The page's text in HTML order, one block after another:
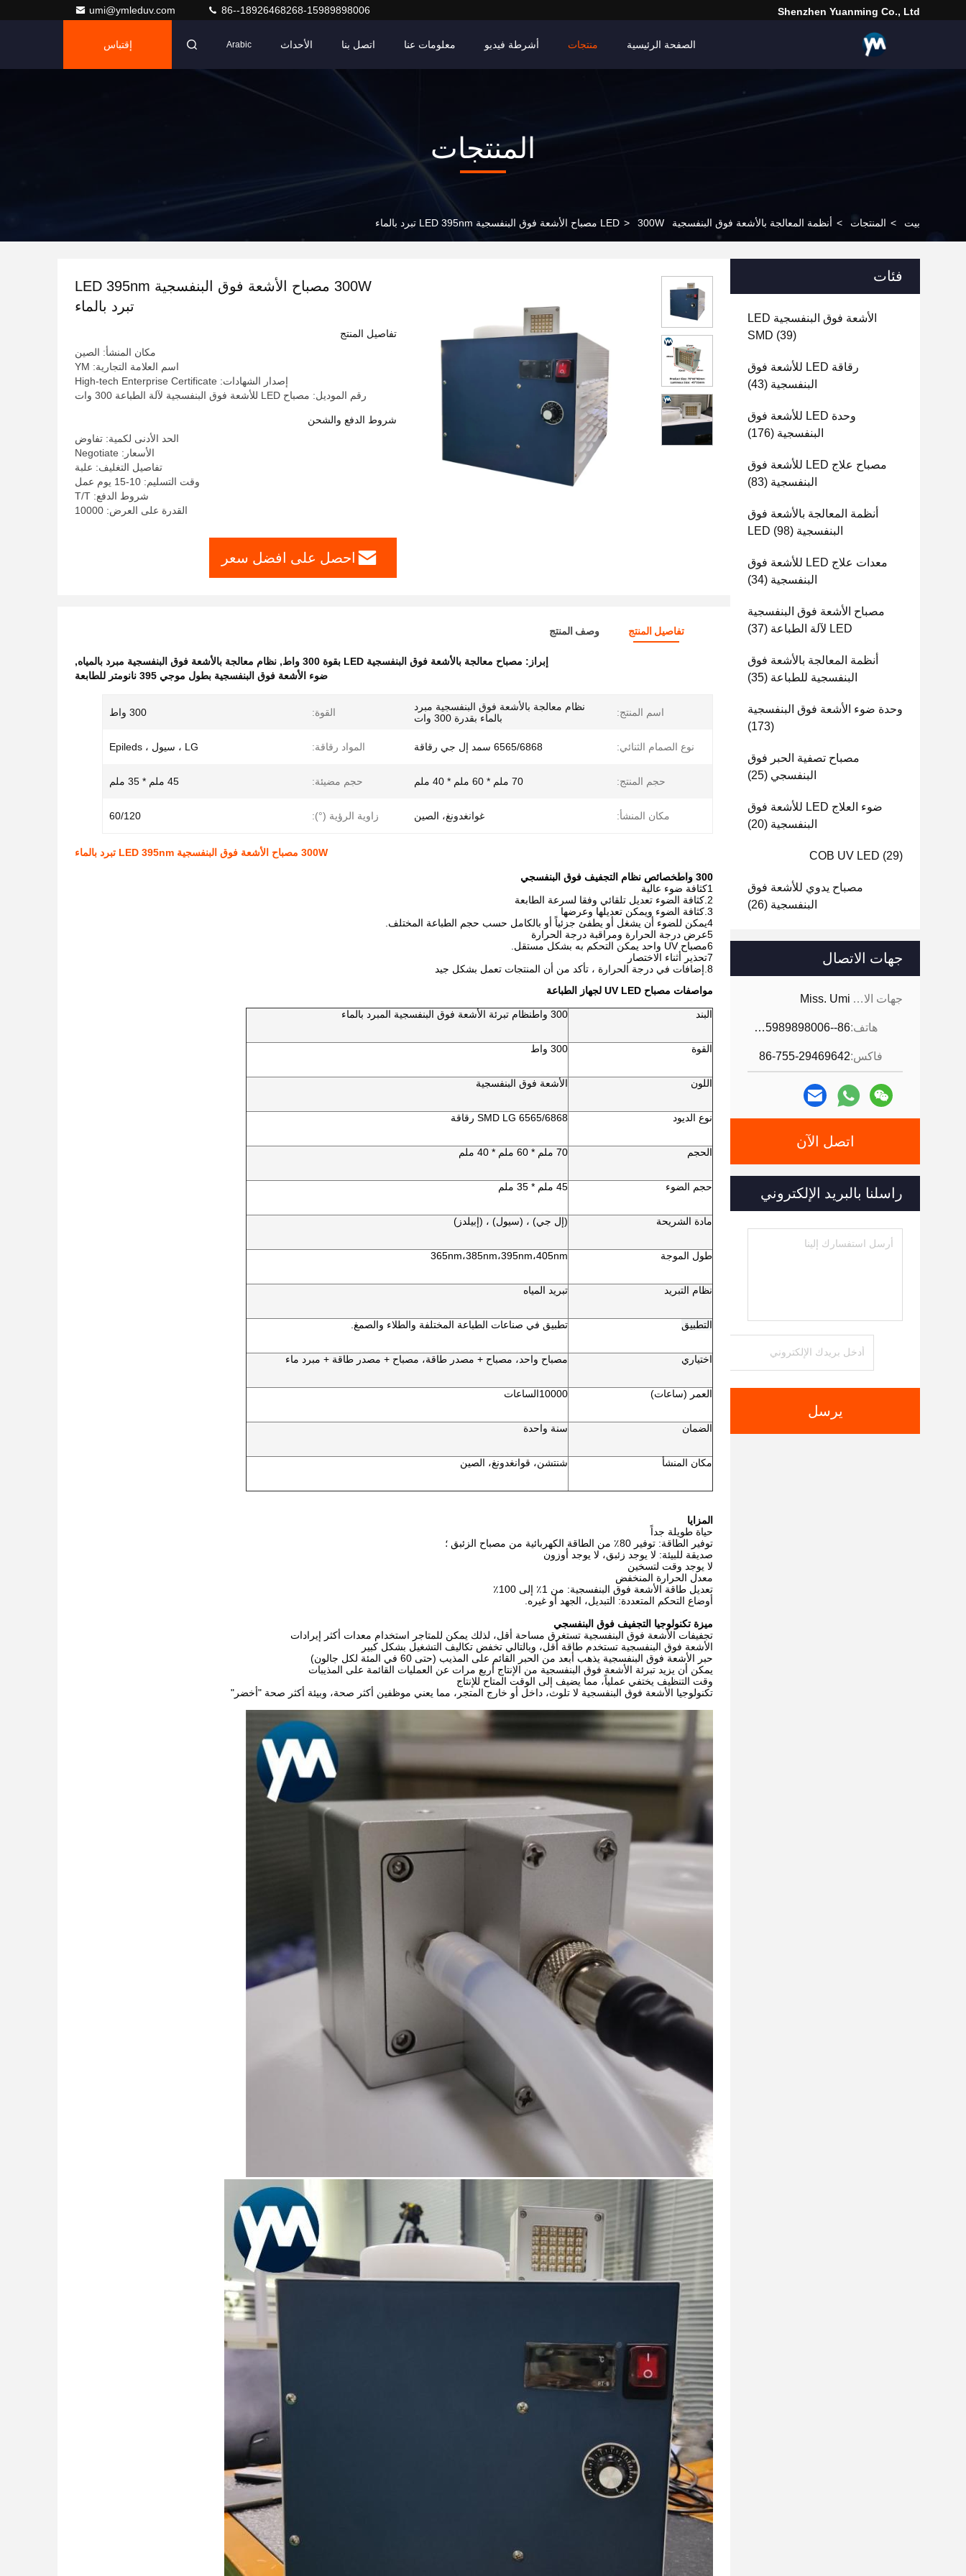
Shenzhen Yuanming Co., Ltd
umi@ymleduv.com 86--18926468268-15989898006
الصفحة الرئيسية منتجات أشرطة فيديو معلومات عنا اتصل بنا الأحداث Arabic إقتباس
المنتجات
بيت > المنتجات > أنظمة المعالجة بالأشعة فوق البنفسجية LED > 300W مصباح الأشعة فوق البنفسجية LED 395nm تبرد بالماء
فئات
الأشعة فوق البنفسجية LED
SMD (39)
رقاقة LED للأشعة فوق
البنفسجية (43)
وحدة LED للأشعة فوق
البنفسجية (176)
مصباح علاج LED للأشعة فوق
البنفسجية (83)
أنظمة المعالجة بالأشعة فوق
البنفسجية LED (98)
معدات علاج LED للأشعة فوق
البنفسجية (34)
مصباح الأشعة فوق البنفسجية
LED لآلة الطباعة
(37)
أنظمة المعالجة بالأشعة فوق
البنفسجية للطباعة (35)
وحدة ضوء الأشعة فوق البنفسجية
(173)
مصباح تصفية الحبر فوق
البنفسجي (25)
ضوء العلاج LED للأشعة فوق
البنفسجية (20)
COB UV LED (29)
مصباح يدوي للأشعة فوق
البنفسجية (26)
جهات الاتصال
جهات الاتصال: Miss. Umi
هاتف: 86--18926468268-15989898006
فاكس:86-755-29469642
اتصل الآن
راسلنا بالبريد الإلكتروني
يرسل
300W مصباح الأشعة فوق البنفسجية LED 395nm
تبرد بالماء
تفاصيل المنتج
مكان المنشأ: الصين
اسم العلامة التجارية: YM
إصدار الشهادات: High-tech Enterprise Certificate
رقم الموديل: مصباح LED للأشعة فوق البنفسجية لآلة الطباعة 300 وات
شروط الدفع والشحن
الحد الأدنى لكمية: تفاوض
الأسعار: Negotiate
تفاصيل التغليف: علبة
وقت التسليم: 10-15 يوم عمل
شروط الدفع: T/T
القدرة على العرض: 10000
احصل على افضل سعر
تفاصيل المنتج وصف المنتج
إبراز: مصباح معالجة بالأشعة فوق البنفسجية LED بقوة 300 واط , نظام معالجة بالأشعة فوق البنفسجية مبرد بالمياه,
ضوء الأشعة فوق البنفسجية بطول موجي 395 نانومتر للطابعة
اسم المنتج:
نظام معالجة بالأشعة فوق البنفسجية مبرد
بالماء بقدرة 300 وات
القوة: 300 واط
نوع الصمام الثنائي: 6565/6868 سمد إل جي رقاقة المواد رقاقة: LG ، سيول ، Epileds
حجم المنتج: 70 ملم * 60 ملم * 40 ملم حجم مضيئة: 45 ملم * 35 ملم
مكان المنشأ: غوانغدونغ، الصين زاوية الرؤية (°): 60/120
300W مصباح الأشعة فوق البنفسجية LED 395nm تبرد بالماء
300 واط
خصائص نظام التجفيف فوق البنفسجي
1كثافة ضوء عالية
2.كثافة الضوء تعديل تلقائي وفقا لسرعة الطابعة
3.كثافة الضوء ويمكن تعديلها وعرضها
4يمكن للضوء أن يشغل أو يطفئ جزئياً أو بالكامل حسب حجم الطباعة المختلف.
5عرض درجة الحرارة ومراقبة درجة الحرارة
6مصباح UV واحد يمكن التحكم به بشكل مستقل.
7تحذير أثناء الاختصار
8.إضافات في درجة الحرارة ، تأكد من أن المنتجات تعمل بشكل جيد
مواصفات مصباح UV LED لجهاز الطباعة
البند 300 واط نظام تبرئة الأشعة فوق البنفسجية المبرد بالماء
القوة 300 واط
اللون الأشعة فوق البنفسجية
نوع الديود 6565/6868 SMD LG رقاقة
الحجم 70 ملم * 60 ملم * 40 ملم
حجم الضوء 45 ملم * 35 ملم
مادة الشريحة (إل جي) ، (سيول) ، (إبيلدز)
طول الموجة 365nm،385nm،395nm،405nm
نظام التبريد تبريد المياه
التطبيق تطبيق في صناعات الطباعة المختلفة والطلاء والصمغ.
اختياري مصباح واحد، مصباح + مصدر طاقة، مصباح + مصدر طاقة + مبرد ماء
العمر (ساعات) 10000الساعات
الضمان سنة واحدة
مكان المنشأ شنتشن، قوانغدونغ، الصين
المزايا
حياة طويلة جداً
توفير الطاقة: توفير 80٪ من الطاقة الكهربائية من مصباح الزئبق ؛
صديقة للبيئة: لا يوجد زئبق، لا يوجد أوزون
لا يوجد وقت لتسخين
معدل الحرارة المنخفض
تعديل طاقة الأشعة فوق البنفسجية: من 1٪ إلى 100٪
أوضاع التحكم المتعددة: التبديل، الجهد أو غيره.
ميزة تكنولوجيا التجفيف فوق البنفسجي
تجفيفات الأشعة فوق البنفسجية تستغرق مساحة أقل، لذلك يمكن للمتاجر استخدام معدات أكثر إيرادات
الأشعة فوق البنفسجية تستخدم طاقة أقل، وبالتالي تخفض تكاليف التشغيل بشكل كبير
حبر الأشعة فوق البنفسجية يذهب أبعد من الحبر القائم على المذيب (حتى 60 في المئة لكل جالون)
يمكن أن يزيد تبرئة الأشعة فوق البنفسجية من الإنتاج أربع مرات عن العمليات القائمة على المذيبات
وقت التنظيف يختفي عملياً، مما يضيف إلى الوقت المتاح للإنتاج
تكنولوجيا الأشعة فوق البنفسجية لا تلوث، داخل أو خارج المتجر، مما يعني موظفين أكثر صحة، وبيئة أكثر صحة "أخضر"